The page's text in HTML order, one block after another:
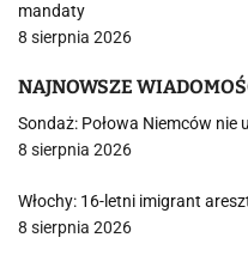
mandaty
8 sierpnia 2026
NAJNOWSZE
Sondaż: Połowa Niemców
8 sierpnia 2026
Włochy: 16-letni imigrant
8 sierpnia 2026